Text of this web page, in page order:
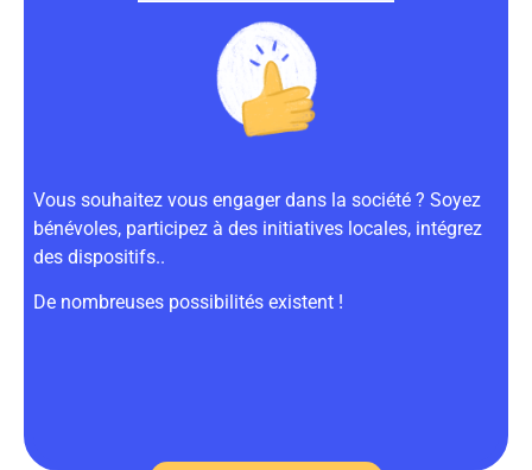
Vous souhaitez vous engager dans la société ? Soyez
bénévoles, participez à des initiatives locales, intégrez
des dispositifs..
De nombreuses possibilités existent !